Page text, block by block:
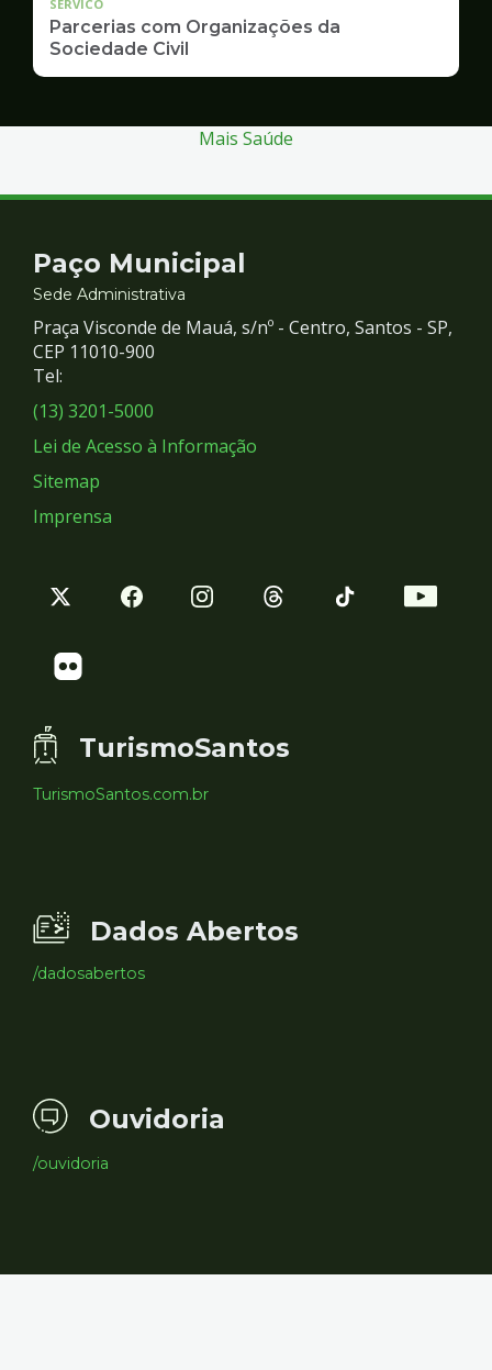
SERVICO
Parcerias com Organizações da
Sociedade Civil
Mais Saúde
Contato
e
Redes
Sociais
Paço Municipal
Sede Administrativa
Praça Visconde de Mauá, s/nº - Centro, Santos - SP,
CEP 11010-900
Tel:
(13) 3201-5000
Lei de Acesso à Informação
Sitemap
Imprensa
TurismoSantos
TurismoSantos.com.br
Dados Abertos
/dadosabertos
Ouvidoria
/ouvidoria